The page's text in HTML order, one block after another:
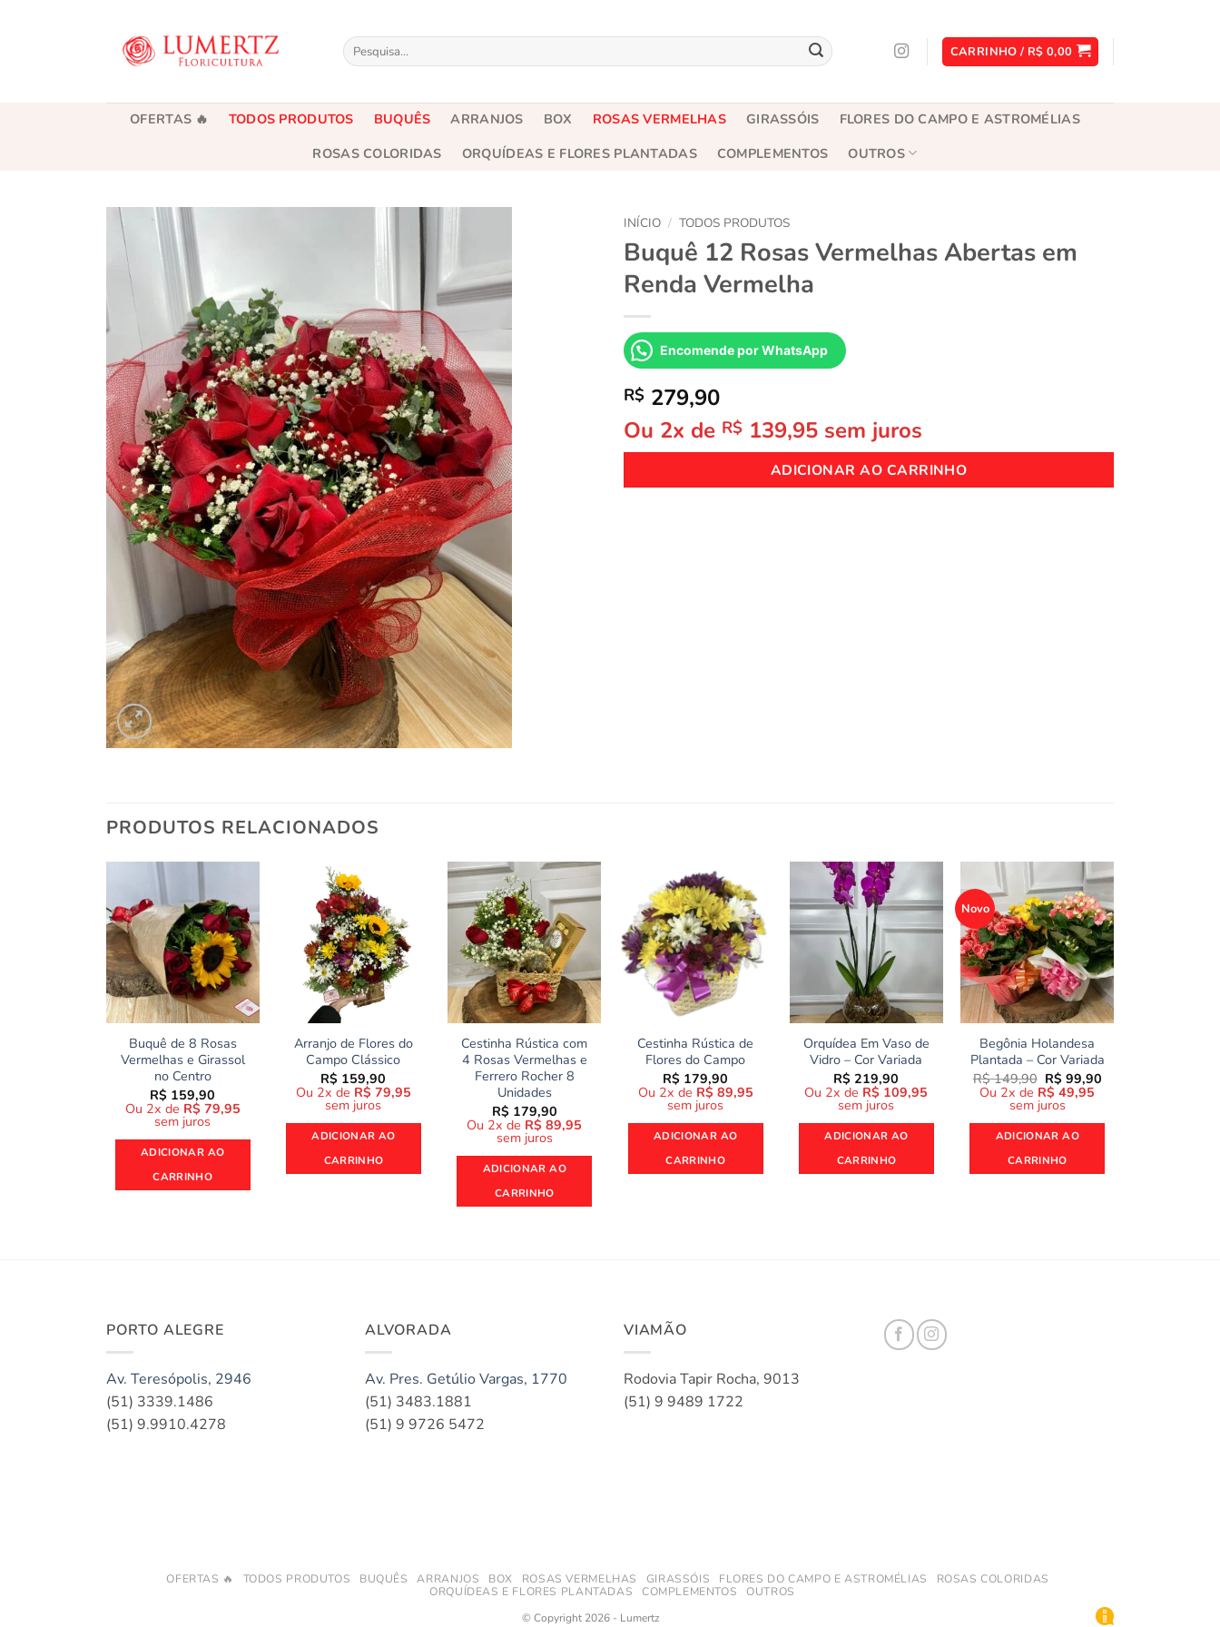
Pesquisar
por:
CARRINHO / R$ 0,00
OFERTAS 🔥 TODOS PRODUTOS BUQUÊS ARRANJOS BOX ROSAS VERMELHAS GIRASSÓIS
FLORES DO CAMPO E ASTROMÉLIAS
ROSAS COLORIDAS
ORQUÍDEAS E FLORES PLANTADAS COMPLEMENTOS OUTROS
INÍCIO / TODOS PRODUTOS
Buquê 12 Rosas Vermelhas Abertas em
Renda Vermelha
Encomende por WhatsApp
R$ 279,90
Ou 2x de R$ 139,95 sem juros
ADICIONAR AO CARRINHO
PRODUTOS RELACIONADOS
Buquê de 8 Rosas
Vermelhas e Girassol
no Centro
R$ 159,90
Ou 2x de R$ 79,95
sem juros
ADICIONAR AO
CARRINHO
Arranjo de Flores do
Campo Clássico
R$ 159,90
Ou 2x de R$ 79,95
sem juros
ADICIONAR AO
CARRINHO
Cestinha Rústica com
4 Rosas Vermelhas e
Ferrero Rocher 8
Unidades
R$ 179,90
Ou 2x de R$ 89,95
sem juros
ADICIONAR AO
CARRINHO
Cestinha Rústica de
Flores do Campo
R$ 179,90
Ou 2x de R$ 89,95
sem juros
ADICIONAR AO
CARRINHO
Orquídea Em Vaso de
Vidro – Cor Variada
R$ 219,90
Ou 2x de R$ 109,95
sem juros
ADICIONAR AO
CARRINHO
Novo
Begônia Holandesa
Plantada – Cor Variada
R$149,90 O
preço
original
era:
R$ 149,90.
R$ 99,90O
R$ 99,90.
Ou 2x de R$ 49,95
sem juros
ADICIONAR AO
CARRINHO
PORTO ALEGRE
Av. Teresópolis, 2946
(51) 3339.1486
(51) 9.9910.4278
ALVORADA
Av. Pres. Getúlio Vargas, 1770
(51) 3483.1881
(51) 9 9726 5472
VIAMÃO
Rodovia Tapir Rocha, 9013
(51) 9 9489 1722
OFERTAS 🔥 TODOS PRODUTOS BUQUÊS ARRANJOS BOX ROSAS VERMELHAS GIRASSÓIS FLORES DO CAMPO E ASTROMÉLIAS
ROSAS COLORIDAS
ORQUÍDEAS E FLORES PLANTADAS
COMPLEMENTOS
OUTROS
© Copyright 2026 - Lumertz